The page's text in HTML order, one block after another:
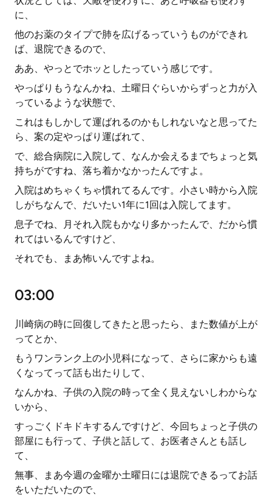
に、
他のお薬のタイプで肺を広げるっていうものができれ
ば、退院できるので、
ああ、やっとでホッとしたっていう感じです。
やっぱりもうなんかね、土曜日ぐらいからずっと力が入
っているような状態で、
これはもしかして運ばれるのかもしれないなと思ってた
ら、案の定やっぱり運ばれて、
で、総合病院に入院して、なんか会えるまでちょっと気
持ちがですね、落ち着かなかったんですよ。
入院はめちゃくちゃ慣れてるんです。小さい時から入院
しがちなんで、だいたい1年に1回は入院してます。
息子でね、月それ入院もかなり多かったんで、だから慣
れてはいるんですけど、
それでも、まあ怖いんですよね。
03:00
川崎病の時に回復してきたと思ったら、また数値が上が
ってとか、
もうワンランク上の小児科になって、さらに家からも遠
くなってって話も出たりして、
なんかね、子供の入院の時って全く見えないしわからな
いから、
すっごくドキドキするんですけど、今回ちょっと子供の
部屋にも行って、子供と話して、お医者さんとも話し
て、
無事、まあ今週の金曜か土曜日には退院できるってお話
をいただいたので、